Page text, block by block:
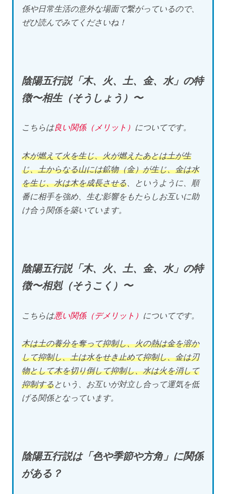
係や日常生活の意外な場面で繋がっているので、
ぜひ読んでみてくださいね！
陰陽五行説「木、火、土、金、水」の特
徴〜相生（そうしょう）〜
こちらは良い関係（メリット） についてです。
木が燃えて火を生じ、火が燃えたあとは土が生
じ、土からなる山には鉱物（金）が生じ、金は水
を生じ、水は木を成長させる 、というように、順
番に相手を強め、生む影響をもたらしお互いに助
け合う関係を築いています。
陰陽五行説「木、火、土、金、水」の特
徴〜相剋（そうこく）〜
こちらは悪い関係（デメリット） についてです。
木は土の養分を奪って抑制し、火の熱は金を溶か
して抑制し、土は水をせき止めて抑制し、金は刃
物として木を切り倒して抑制し、水は火を消して
抑制するという、お互いが対立し合って運気を低
げる関係となっています。
陰陽五行説は「色や季節や方角」に関係
がある？